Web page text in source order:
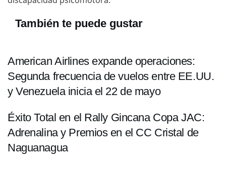
También te puede gustar
American Airlines expande operaciones:
Segunda frecuencia de vuelos entre EE.UU.
y Venezuela inicia el 22 de mayo
Éxito Total en el Rally Gincana Copa JAC:
Adrenalina y Premios en el CC Cristal de
Naguanagua